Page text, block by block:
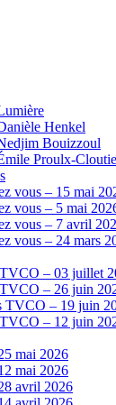
Henkel
Bouizzoul
Proulx-
vous – 15 mai
vous – 5 mai
vous – 7 avril
vous – 24 mars
– 03 juillet
– 26 juin
TVCO – 19 juin
– 12 juin
mai 2026
mai 2026
avril 2026